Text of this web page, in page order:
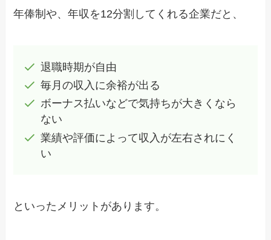
年俸制や、年収を12分割してくれる企業だと、
退職時期が自由
毎月の収入に余裕が出る
ボーナス払いなどで気持ちが大きくなら
ない
業績や評価によって収入が左右されにく
い
といったメリットがあります。